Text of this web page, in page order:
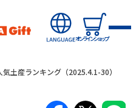
オンラインショップ
土産ランキング（2025.4.1-30）